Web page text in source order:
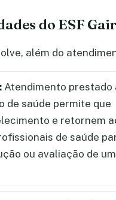
do ESF
além do
Atendimento prestado
de saúde permite que
e retornem
de saúde
ou avaliação de